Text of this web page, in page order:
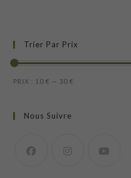
Trier Par Prix
Prix
Prix
PRIX : 10 € — 30 €
Nous Suivre